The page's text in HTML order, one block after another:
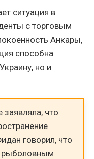
ситуация в
с торговым
Анкары,
способна
но и
что
говорил, что
рыболовным